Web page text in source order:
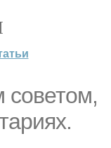
советом,